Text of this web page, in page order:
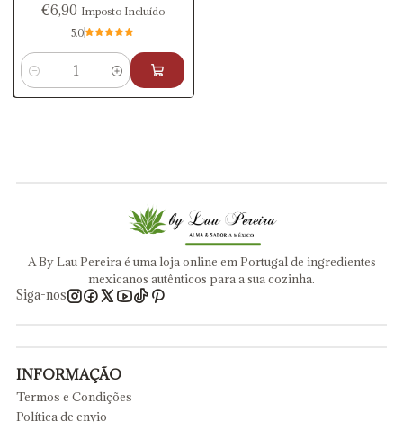
€6,90 Imposto Incluído
5.0
Quantidade
A By Lau Pereira é uma loja online em Portugal de ingredientes
mexicanos autênticos para a sua cozinha.
Siga-nos
INFORMAÇÃO
Termos e Condições
Política de envio